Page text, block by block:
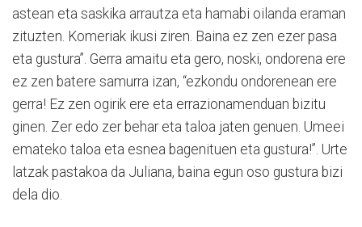
astean eta saskika arrautza eta hamabi oilanda eraman
zituzten. Komeriak ikusi ziren. Baina ez zen ezer pasa
eta gustura”. Gerra amaitu eta gero, noski, ondorena ere
ez zen batere samurra izan, “ezkondu ondorenean ere
gerra! Ez zen ogirik ere eta errazionamenduan bizitu
ginen. Zer edo zer behar eta taloa jaten genuen. Umeei
emateko taloa eta esnea bagenituen eta gustura!”. Urte
latzak pastakoa da Juliana, baina egun oso gustura bizi
dela dio.